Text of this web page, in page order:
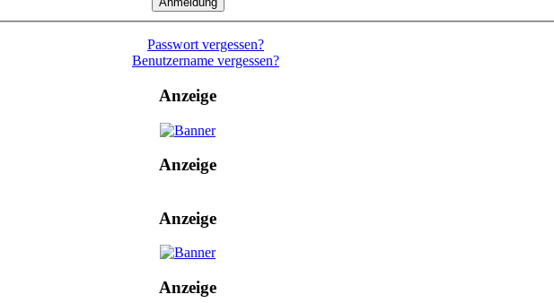
Passwort vergessen?
Benutzername vergessen?
Anzeige
Anzeige
Anzeige
Anzeige